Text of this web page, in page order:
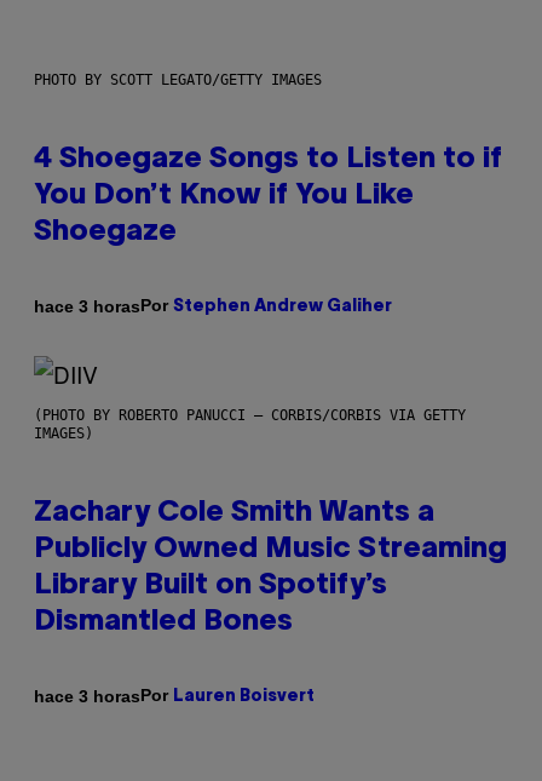
PHOTO BY SCOTT LEGATO/GETTY IMAGES
4 Shoegaze Songs to Listen to if
You Don’t Know if You Like
Shoegaze
hace 3 horasPor Stephen Andrew Galiher
(PHOTO BY ROBERTO PANUCCI – CORBIS/CORBIS VIA GETTY
IMAGES)
Zachary Cole Smith Wants a
Publicly Owned Music Streaming
Library Built on Spotify’s
Dismantled Bones
hace 3 horasPor Lauren Boisvert